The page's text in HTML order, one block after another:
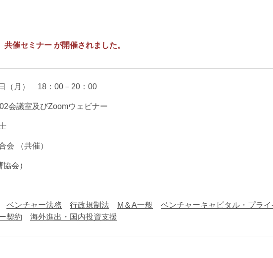
催セミナー が開催されました。
（月） 18：00－20：00
会議室及びZoomウェビナー
会 （共催）
会）
ベンチャー法務 行政規制法 M＆A一般
ベンチャーキャピタル・プラ
契約
海外進出・国内投資支援